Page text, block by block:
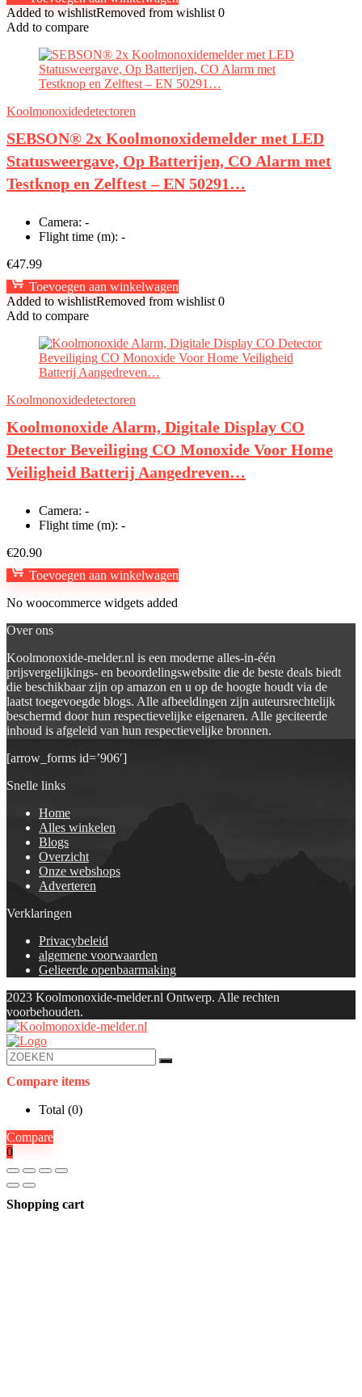
Added to wishlistRemoved from wishlist 0
Add to compare
Koolmonoxidedetectoren
SEBSON® 2x Koolmonoxidemelder met LED
Statusweergave, Op Batterijen, CO Alarm met
Testknop en Zelftest – EN 50291…
Camera: -
Flight time (m): -
€47.99
Toevoegen aan winkelwagen
Added to wishlistRemoved from wishlist 0
Add to compare
Koolmonoxidedetectoren
Koolmonoxide Alarm, Digitale Display CO
Detector Beveiliging CO Monoxide Voor Home
Veiligheid Batterij Aangedreven…
Camera: -
Flight time (m): -
€20.90
Toevoegen aan winkelwagen
No woocommerce widgets added
Over ons
Koolmonoxide-melder.nl is een moderne alles-in-één
prijsvergelijkings- en beoordelingswebsite die de beste deals biedt
die beschikbaar zijn op amazon en u op de hoogte houdt via de
laatst toegevoegde blogs. Alle afbeeldingen zijn auteursrechtelijk
beschermd door hun respectievelijke eigenaren. Alle geciteerde
inhoud is afgeleid van hun respectievelijke bronnen.
[arrow_forms id=’906′]
Snelle links
Home
Alles winkelen
Blogs
Overzicht
Onze webshops
Adverteren
Verklaringen
Privacybeleid
algemene voorwaarden
Gelieerde openbaarmaking
2023 Koolmonoxide-melder.nl Ontwerp. Alle rechten
voorbehouden.
Compare items
Total (0)
Compare
0
Shopping cart